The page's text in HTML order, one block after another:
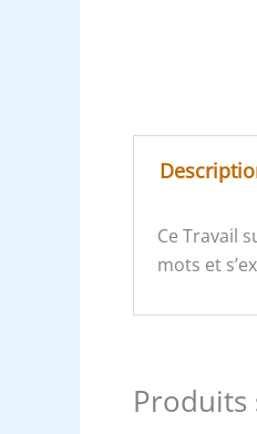
Ce Travail
mots et
Produits